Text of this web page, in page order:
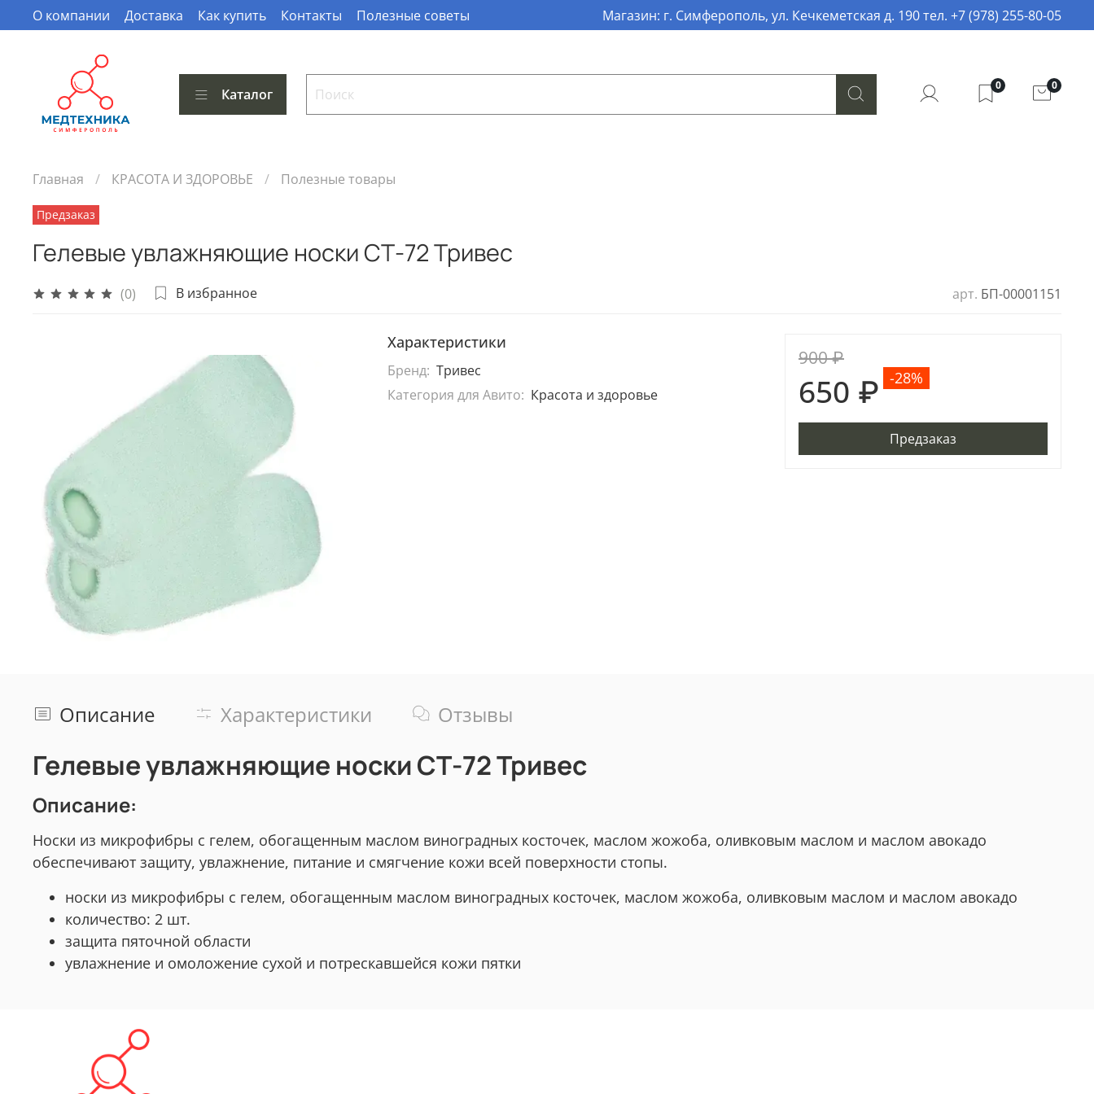
О компании Доставка Как купить Контакты Полезные советы Магазин: г. Симферополь, ул. Кечкеметская д. 190 тел. +7 (978) 255-80-05
Каталог
0 0
Главная КРАСОТА И ЗДОРОВЬЕ Полезные товары
Предзаказ
Гелевые увлажняющие носки СТ-72 Тривес
(0) В избранное арт. БП-00001151
Характеристики
Бренд: Тривес
Категория для Авито: Красота и здоровье
900 ₽
650 ₽ -28%
Предзаказ
Описание Характеристики Отзывы
Гелевые увлажняющие носки СТ-72 Тривес
Описание:
Носки из микрофибры с гелем, обогащенным маслом виноградных косточек, маслом жожоба, оливковым маслом и маслом авокадо
обеспечивают защиту, увлажнение, питание и смягчение кожи всей поверхности стопы.
носки из микрофибры с гелем, обогащенным маслом виноградных косточек, маслом жожоба, оливковым маслом и маслом авокадо
количество: 2 шт.
защита пяточной области
увлажнение и омоложение сухой и потрескавшейся кожи пятки